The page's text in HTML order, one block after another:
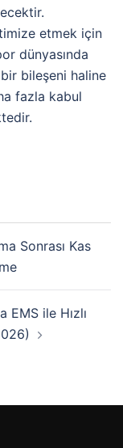
etmek için
dünyasında
bileşeni haline
fazla kabul
Sonrası Kas
EMS ile Hızlı